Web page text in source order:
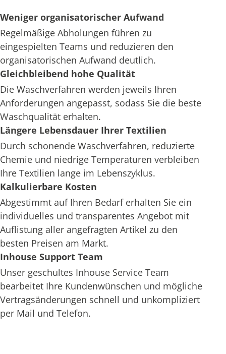
Weniger organisatorischer Aufwand
Regelmäßige Abholungen führen zu
eingespielten Teams und reduzieren den
organisatorischen Aufwand deutlich.
Gleichbleibend hohe Qualität
Die Waschverfahren werden jeweils Ihren
Anforderungen angepasst, sodass Sie die beste
Waschqualität erhalten.
Längere Lebensdauer Ihrer Textilien
Durch schonende Waschverfahren, reduzierte
Chemie und niedrige Temperaturen verbleiben
Ihre Textilien lange im Lebenszyklus.
Kalkulierbare Kosten
Abgestimmt auf Ihren Bedarf erhalten Sie ein
individuelles und transparentes Angebot mit
Auflistung aller angefragten Artikel zu den
besten Preisen am Markt.
Inhouse Support Team
Unser geschultes Inhouse Service Team
bearbeitet Ihre Kundenwünschen und mögliche
Vertragsänderungen schnell und unkompliziert
per Mail und Telefon.